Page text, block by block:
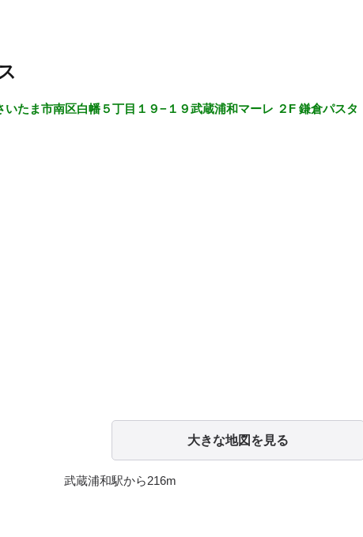
いたま市南区白幡５丁目１９−１９武蔵浦和マーレ ２F 鎌倉パスタ
大きな地図を見る
武蔵浦和駅から216m